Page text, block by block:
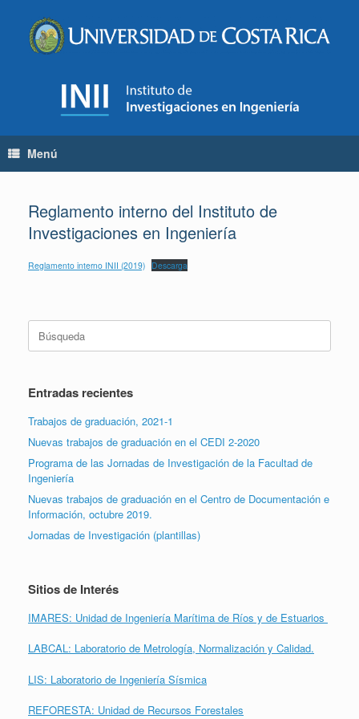
contenido
Menú
Reglamento interno del Instituto de
Investigaciones en Ingeniería
Reglamento interno INII (2019) Descarga
Buscar:
Entradas recientes
Trabajos de graduación, 2021-1
Nuevas trabajos de graduación en el CEDI 2-2020
Programa de las Jornadas de Investigación de la Facultad de
Ingeniería
Nuevas trabajos de graduación en el Centro de Documentación e
Información, octubre 2019.
Jornadas de Investigación (plantillas)
Sitios de Interés
IMARES: Unidad de Ingeniería Marítima de Ríos y de Estuarios
LABCAL: Laboratorio de Metrología, Normalización y Calidad.
LIS: Laboratorio de Ingeniería Sísmica
REFORESTA: Unidad de Recursos Forestales